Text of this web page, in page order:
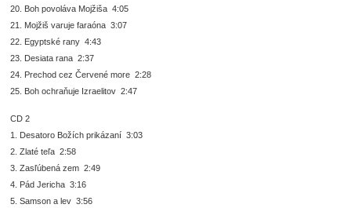
20. Boh povoláva Mojžiša 4:05
21. Mojžiš varuje faraóna 3:07
22. Egyptské rany 4:43
23. Desiata rana 2:37
24. Prechod cez Červené more 2:28
25. Boh ochraňuje Izraelitov 2:47
CD 2
1. Desatoro Božích prikázaní 3:03
2. Zlaté teľa 2:58
3. Zasľúbená zem 2:49
4. Pád Jericha 3:16
5. Samson a lev 3:56